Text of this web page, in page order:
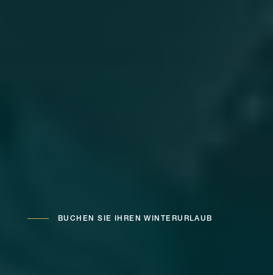
BUCHEN SIE IHREN WINTERURLAUB